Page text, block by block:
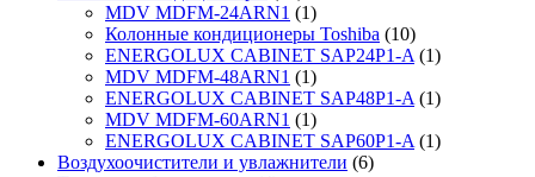
MDV MDFM-24ARN1 (1)
Колонные кондиционеры Toshiba (10)
ENERGOLUX CABINET SAP24P1-A (1)
MDV MDFM-48ARN1 (1)
ENERGOLUX CABINET SAP48P1-A (1)
MDV MDFM-60ARN1 (1)
ENERGOLUX CABINET SAP60P1-A (1)
Воздухоочистители и увлажнители (6)